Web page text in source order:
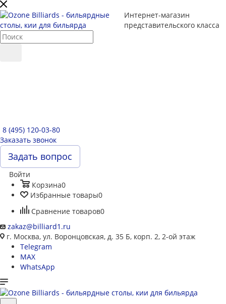
Интернет-магазин
представительского класса
8 (495) 120-03-80
Заказать звонок
Задать вопрос
Войти
Корзина0
Избранные товары0
Сравнение товаров0
zakaz@billiard1.ru
г. Москва, ул. Воронцовская, д. 35 Б, корп. 2, 2-ой этаж
Telegram
MAX
WhatsApp